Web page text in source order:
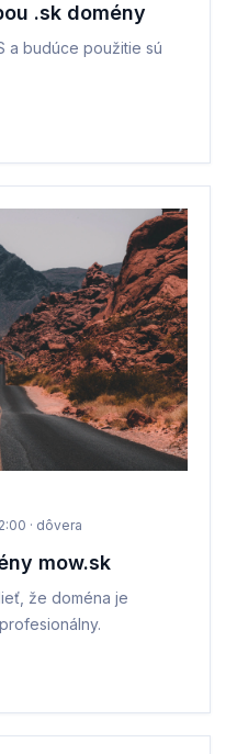
.sk domény
a budúce použitie sú
· dôvera
mow.sk
že doména je